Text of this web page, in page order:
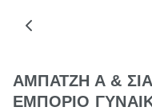
ΑΜΠΑΤΖΗ Α &
ΕΜΠΟΡΙΟ